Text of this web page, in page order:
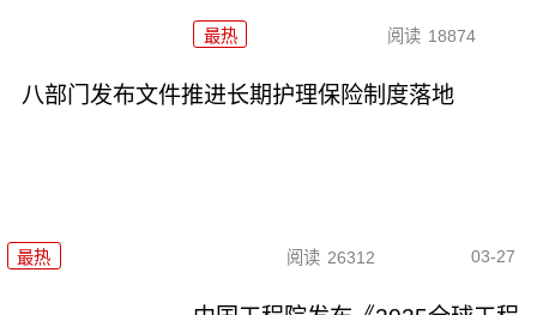
最热 阅读 18874
八部门发布文件推进长期护理保险制度落地
最热 阅读 26312 03-27